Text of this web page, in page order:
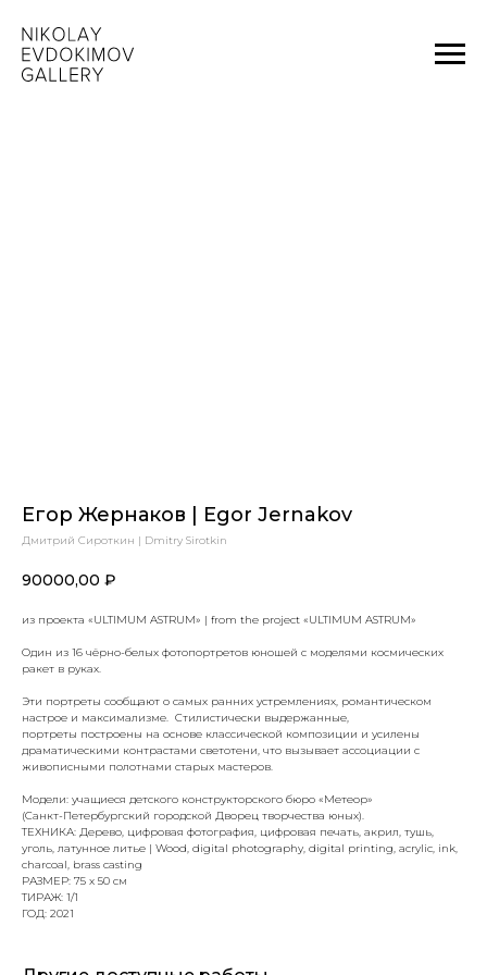
Егор Жернаков | Egor Jernakov
Дмитрий Сироткин | Dmitry Sirotkin
90000,00 ₽
из проекта «ULTIMUM ASTRUM» | from the project «ULTIMUM ASTRUM»
Один из 16 чёрно-белых фотопортретов юношей с моделями космических
ракет в руках.
Эти портреты сообщают о самых ранних устремлениях, романтическом
настрое и максимализме. Стилистически выдержанные,
портреты построены на основе классической композиции и усилены
драматическими контрастами светотени, что вызывает ассоциации с
живописными полотнами старых мастеров.
Модели: учащиеся детского конструкторского бюро «Метеор»
(Санкт-Петербургский городской Дворец творчества юных).
ТЕХНИКА: Дерево, цифровая фотография, цифровая печать, акрил, тушь,
уголь, латунное литье | Wood, digital photography, digital printing, acrylic, ink,
charcoal, brass casting
РАЗМЕР: 75 x 50 см
ТИРАЖ: 1/1
ГОД: 2021